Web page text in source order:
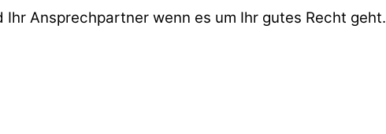
Ihr Ansprechpartner wenn es um Ihr gutes Recht geht.